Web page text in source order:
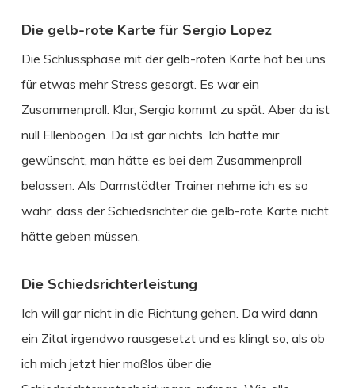
Die gelb-rote Karte für Sergio Lopez
Die Schlussphase mit der gelb-roten Karte hat bei uns
für etwas mehr Stress gesorgt. Es war ein
Zusammenprall. Klar, Sergio kommt zu spät. Aber da ist
null Ellenbogen. Da ist gar nichts. Ich hätte mir
gewünscht, man hätte es bei dem Zusammenprall
belassen. Als Darmstädter Trainer nehme ich es so
wahr, dass der Schiedsrichter die gelb-rote Karte nicht
hätte geben müssen.
Die Schiedsrichterleistung
Ich will gar nicht in die Richtung gehen. Da wird dann
ein Zitat irgendwo rausgesetzt und es klingt so, als ob
ich mich jetzt hier maßlos über die